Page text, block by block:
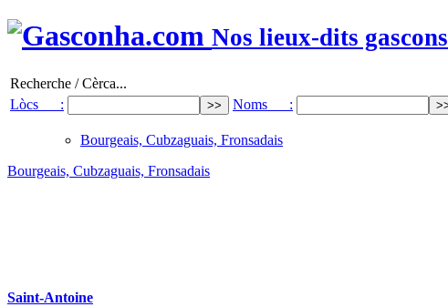
Nos lieux-dits gascons
Recherche / Cèrca...
Lòcs :
Noms :
Bourgeais, Cubzaguais, Fronsadais
Bourgeais, Cubzaguais, Fronsadais
Saint-Antoine